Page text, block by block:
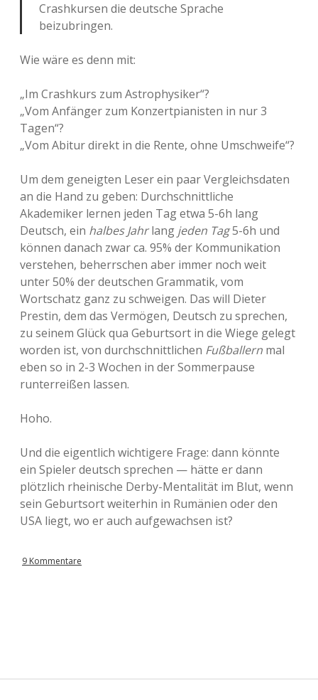
Crashkursen die deutsche Sprache
beizubringen.
Wie wäre es denn mit:
„Im Crashkurs zum Astrophysiker“?
„Vom Anfänger zum Konzertpianisten in nur 3
Tagen“?
„Vom Abitur direkt in die Rente, ohne Umschweife“?
Um dem geneigten Leser ein paar Vergleichsdaten
an die Hand zu geben: Durchschnittliche
Akademiker lernen jeden Tag etwa 5-6h lang
Deutsch, ein halbes Jahrlang jeden Tag5-6h und
können danach zwar ca. 95% der Kommunikation
verstehen, beherrschen aber immer noch weit
unter 50% der deutschen Grammatik, vom
Wortschatz ganz zu schweigen. Das will Dieter
Prestin, dem das Vermögen, Deutsch zu sprechen,
zu seinem Glück qua Geburtsort in die Wiege gelegt
worden ist, von durchschnittlichen Fußballern mal
eben so in 2-3 Wochen in der Sommerpause
runterreißen lassen.
Hoho.
Und die eigentlich wichtigere Frage: dann könnte
ein Spieler deutsch sprechen — hätte er dann
plötzlich rheinische Derby-Mentalität im Blut, wenn
sein Geburtsort weiterhin in Rumänien oder den
USA liegt, wo er auch aufgewachsen ist?
9 Kommentare